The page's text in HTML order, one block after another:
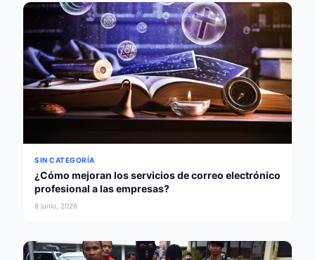
SIN CATEGORÍA
¿Cómo mejoran los servicios de correo electrónico
profesional a las empresas?
8 junio, 2026